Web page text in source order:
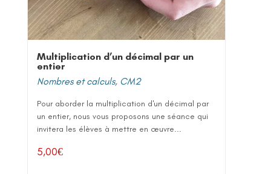
Multiplication d’un décimal par un
entier
Nombres et calculs, CM2
Pour aborder la multiplication d'un décimal par
un entier, nous vous proposons une séance qui
invitera les élèves à mettre en œuvre...
5,00€